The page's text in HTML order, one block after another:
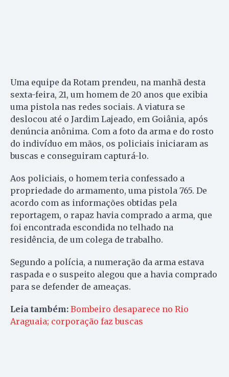
Uma equipe da Rotam prendeu, na manhã desta
sexta-feira, 21, um homem de 20 anos que exibia
uma pistola nas redes sociais. A viatura se
deslocou até o Jardim Lajeado, em Goiânia, após
denúncia anônima. Com a foto da arma e do rosto
do indivíduo em mãos, os policiais iniciaram as
buscas e conseguiram capturá-lo.
Aos policiais, o homem teria confessado a
propriedade do armamento, uma pistola 765. De
acordo com as informações obtidas pela
reportagem, o rapaz havia comprado a arma, que
foi encontrada escondida no telhado na
residência, de um colega de trabalho.
Segundo a polícia, a numeração da arma estava
raspada e o suspeito alegou que a havia comprado
para se defender de ameaças.
Leia também: Bombeiro desaparece no Rio
Araguaia; corporação faz buscas